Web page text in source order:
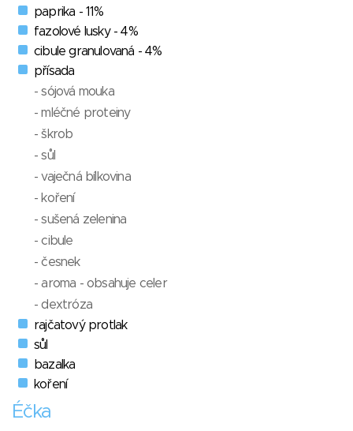
paprika - 11%
fazolové lusky - 4%
cibule granulovaná - 4%
přísada
- sójová mouka
- mléčné proteiny
- škrob
- sůl
- vaječná bílkovina
- koření
- sušená zelenina
- cibule
- česnek
- aroma - obsahuje celer
- dextróza
rajčatový protlak
sůl
bazalka
koření
Éčka